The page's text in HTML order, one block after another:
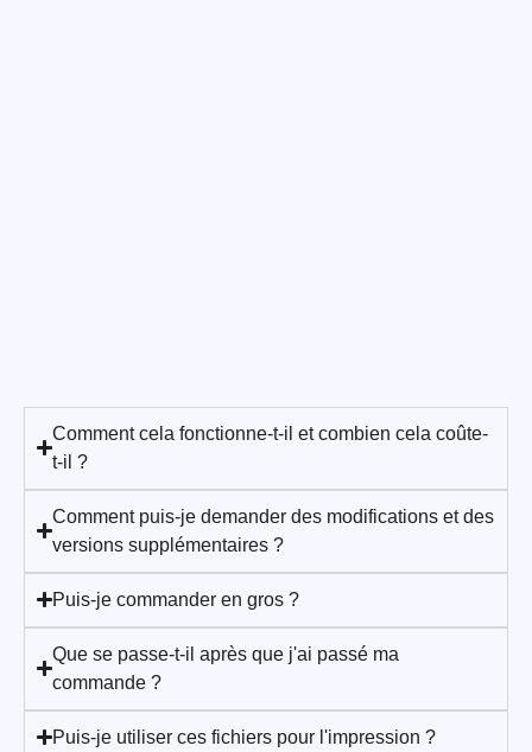
Comment cela fonctionne-t-il et combien cela coûte-
t-il ?
Comment puis-je demander des modifications et des
versions supplémentaires ?
Puis-je commander en gros ?
Que se passe-t-il après que j'ai passé ma
commande ?
Puis-je utiliser ces fichiers pour l'impression ?